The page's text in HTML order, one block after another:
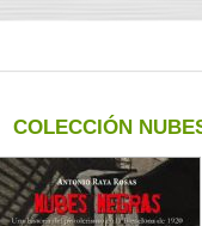
COLECCIÓN